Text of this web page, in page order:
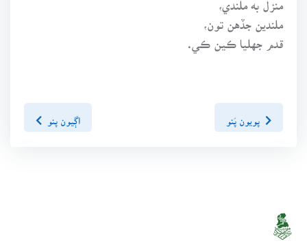
ملندين جڏهن تون،
قدم جهليا ڪين ڪي.
پويون پَنو اڳيون پنو